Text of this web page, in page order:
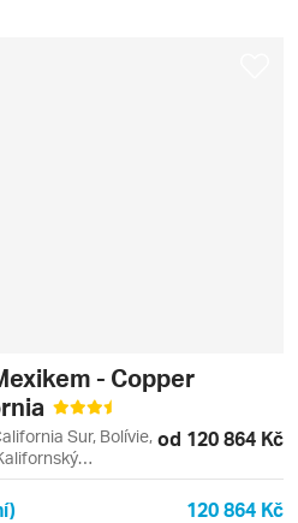
- Copper
Sur, Bolívie,
Cabo San Lucas,
Cabo
od 120 864 Kč
120 864 Kč